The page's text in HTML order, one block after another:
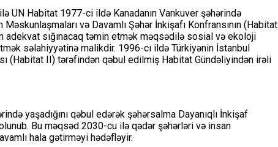
UN Habitat 1977-ci ildə Kanadanın Vankuver şəhərində
və Davamlı Şəhər İnkişafı Konfransının (Habitat
adekvat sığınacaq təmin etmək məqsədilə sosial və ekoloji
səlahiyyətinə malikdir. 1996-cı ildə Türkiyənin İstanbul
(Habitat II) tərəfindən qəbul edilmiş Habitat Gündəliyindən irəli
yaşadığını qəbul edərək şəhərsalma Dayanıqlı İnkişaf
Bu məqsəd 2030-cu ilə qədər şəhərləri və insan
hala gətirməyi hədəfləyir.